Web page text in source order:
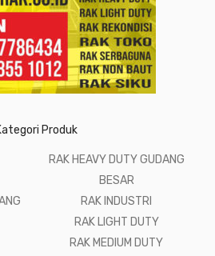
Produk
RAK HEAVY DUTY GUDANG
BESAR
RAK INDUSTRI
RAK LIGHT DUTY
RAK MEDIUM DUTY